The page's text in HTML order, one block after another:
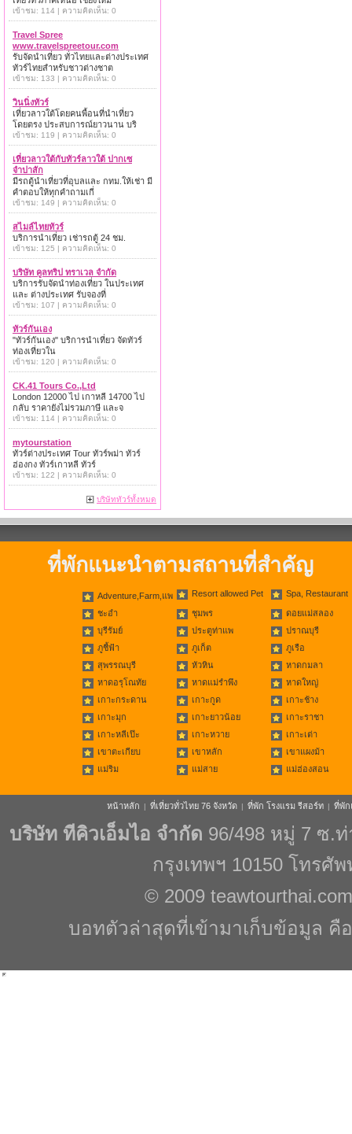
เข้าชม: 114 | ความคิดเห็น: 0
Travel Spree
www.travelspreetour.com
รับจัดนำเที่ยว ทั่วไทยและต่างประเทศ
ทัวร์ไทยสำหรับชาวต่างชาต
เข้าชม: 133 | ความคิดเห็น: 0
วินนิ่งทัวร์
เที่ยวลาวใต้โดยคนพื้อนที่นำเที่ยว
โดยตรง ประสบการณ์ยาวนาน บริ
เข้าชม: 119 | ความคิดเห็น: 0
เที่ยวลาวใต้กับทัวร์ลาวใต้ ปากเซ
จำปาสัก
มีรถตู้นำเที่ยวที่อุบลและ กทม.ให้เช่า มี
คำตอบให้ทุกคำถามเกี่
เข้าชม: 149 | ความคิดเห็น: 0
สไมล์ไทยทัวร์
บริการนำเที่ยว เช่ารถตู้ 24 ชม.
เข้าชม: 125 | ความคิดเห็น: 0
บริษัท คูลทริป ทราเวล จำกัด
บริการรับจัดนำท่องเที่ยว ในประเทศ
และ ต่างประเทศ รับจองที่
เข้าชม: 107 | ความคิดเห็น: 0
ทัวร์กันเอง
"ทัวร์กันเอง" บริการนำเที่ยว จัดทัวร์
ท่องเที่ยวใน
เข้าชม: 120 | ความคิดเห็น: 0
CK.41 Tours Co.,Ltd
London 12000 ไป เกาหลี 14700 ไป
กลับ ราคายังไม่รวมภาษี และจ
เข้าชม: 114 | ความคิดเห็น: 0
mytourstation
ทัวร์ต่างประเทศ Tour ทัวร์พม่า ทัวร์
ฮ่องกง ทัวร์เกาหลี ทัวร์
เข้าชม: 122 | ความคิดเห็น: 0
บริษัททัวร์ทั้งหมด
ที่พักแนะนำตามสถานที่สำคัญ
Adventure,Farm,แพ Resort allowed Pet Spa, Restaurant
ชะอำ ชุมพร
ดอยแม่สลอง
บุรีรัมย์
ประตูท่าแพ
ปราณบุรี
ภูชี้ฟ้า
ภูเก็ต
ภูเรือ
สุพรรณบุรี
หัวหิน
หาดกมลา
หาดอรุโณทัย
หาดแม่รำพึง
หาดใหญ่
เกาะกระดาน
เกาะกูด
เกาะช้าง
เกาะมุก
เกาะยาวน้อย
เกาะราชา
เกาะหลีเป๊ะ
เกาะหวาย
เกาะเต่า
เขาตะเกียบ
เขาหลัก
เขาแผงม้า
แม่ริม
แม่สาย แม่ฮ่องสอน
หน้าหลัก | ที่เที่ยวทั่วไทย 76 จังหวัด | ที่พัก โรงแรม รีสอร์ท | ที่พัก
บริษัท ทีคิวเอ็มไอ จำกัด 96/498 หมู่ 7 ซ.
กรุงเทพฯ 10150 โทรศั
© 2009 teawtourthai.com
บอทตัวล่าสุดที่เข้ามาเก็บข้อมูล คือ